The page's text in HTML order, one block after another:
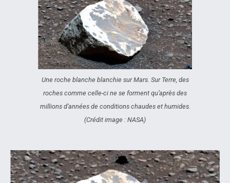
Une roche blanche blanchie sur Mars. Sur Terre, des
roches comme celle-ci ne se forment qu’après des
millions d’années de conditions chaudes et humides.
(Crédit image : NASA)